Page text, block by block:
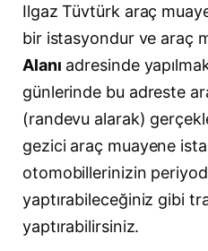
Ilgaz Tüvtürk araç
bir istasyondur ve araç
Alanı adresinde
günlerinde bu adreste
(randevu alarak)
gezici araç muayene
otomobillerinizin
yaptırabileceğiniz gibi
yaptırabilirsiniz.